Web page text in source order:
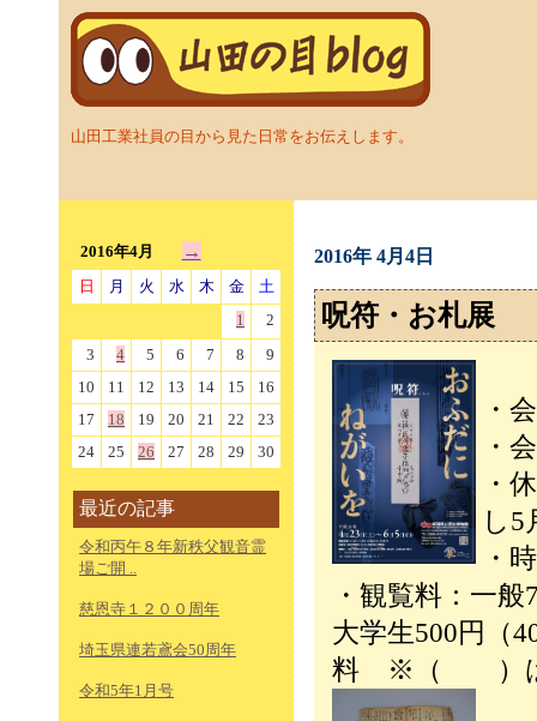
山田工業社員の目から見た日常をお伝えします。
2016年4月 →
日 月 火 水 木 金
土
1
2
3
4 5 6 7 8
9
10
11 12 13 14 15
16
17
18 19 20 21 22
23
24
25 26 27 28 29 30
最近の記事
令和丙午８年新秩父観音霊
場ご開 ..
慈恩寺１２００周年
埼玉県連若鳶会50周年
令和5年1月号
2016年 4月4日
呪符・お札展
・
・
・
し5
・
・観覧料：一
大学生500円（
料 ※（ ）は